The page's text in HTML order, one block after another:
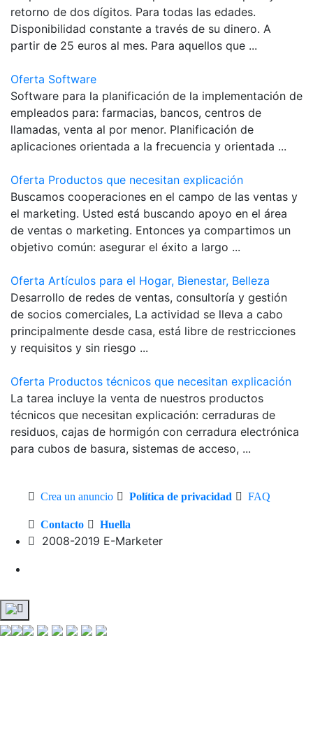
retorno de dos dígitos. Para todas las edades.
Disponibilidad constante a través de su dinero. A
partir de 25 euros al mes. Para aquellos que ...
Oferta Software
Software para la planificación de la implementación de
empleados para: farmacias, bancos, centros de
llamadas, venta al por menor. Planificación de
aplicaciones orientada a la frecuencia y orientada ...
Oferta Productos que necesitan explicación
Buscamos cooperaciones en el campo de las ventas y
el marketing. Usted está buscando apoyo en el área
de ventas o marketing. Entonces ya compartimos un
objetivo común: asegurar el éxito a largo ...
Oferta Artículos para el Hogar, Bienestar, Belleza
Desarrollo de redes de ventas, consultoría y gestión
de socios comerciales, La actividad se lleva a cabo
principalmente desde casa, está libre de restricciones
y requisitos y sin riesgo ...
Oferta Productos técnicos que necesitan explicación
La tarea incluye la venta de nuestros productos
técnicos que necesitan explicación: cerraduras de
residuos, cajas de hormigón con cerradura electrónica
para cubos de basura, sistemas de acceso, ...
Crea un anuncio Política de privacidad FAQ
Contacto Huella
2008-2019 E-Marketer